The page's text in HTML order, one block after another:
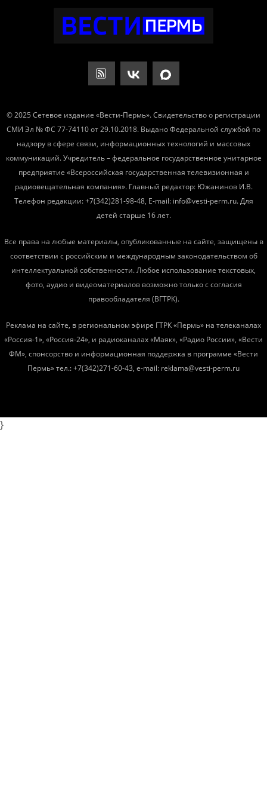
© 2025 Сетевое издание «Вести-Пермь». Свидетельство о регистрации
СМИ Эл № ФС 77-74110 от 29.10.2018. Выдано Федеральной службой по
надзору в сфере связи, информационных технологий и массовых
коммуникаций. Учредитель – федеральное государственное унитарное
предприятие «Всероссийская государственная телевизионная и
радиовещательная компания». Главный редактор: Южанинов И.В.
Телефон редакции: +7(342)281-98-48, E-mail: info@vesti-perm.ru. Для
детей старше 16 лет.
Все права на любые материалы, опубликованные на сайте, защищены в
соответствии с российским и международным законодательством об
интеллектуальной собственности. Любое использование текстовых,
фото, аудио и видеоматериалов возможно только с согласия
правообладателя (ВГТРК).
Реклама на сайте, в региональном эфире ГТРК «Пермь» на телеканалах
«Россия-1», «Россия-24», и радиоканалах «Маяк», «Радио России», «Вести
ФМ», спонсорство и информационная поддержка в программе «Вести
Пермь» тел.: +7(342)271-60-43, e-mail: reklama@vesti-perm.ru
}